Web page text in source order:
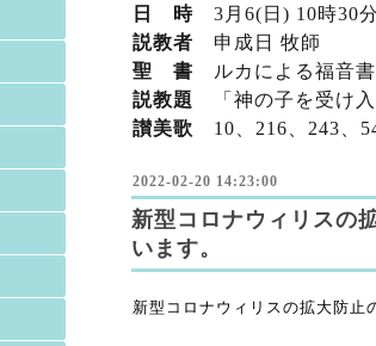
日 時 3 月6(日) 10時30分
説教者 申成日 牧師
聖 書 ルカによる福音書
説教題
「神の子を受け入
讃美歌 10、216、243、
2022-02-20 14:23:00
新型コロナウィリスの
います。
新型コロナウィリスの拡大防止